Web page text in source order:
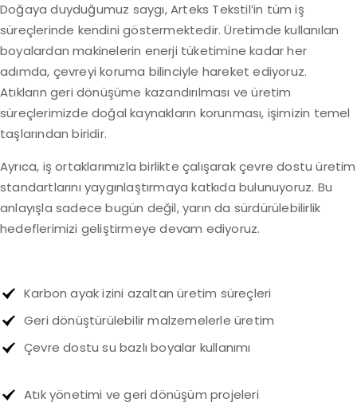
Doğaya duyduğumuz saygı, Arteks Tekstil’in tüm iş
süreçlerinde kendini göstermektedir. Üretimde kullanılan
boyalardan makinelerin enerji tüketimine kadar her
adımda, çevreyi koruma bilinciyle hareket ediyoruz.
Atıkların geri dönüşüme kazandırılması ve üretim
süreçlerimizde doğal kaynakların korunması, işimizin temel
taşlarından biridir.
Ayrıca, iş ortaklarımızla birlikte çalışarak çevre dostu üretim
standartlarını yaygınlaştırmaya katkıda bulunuyoruz. Bu
anlayışla sadece bugün değil, yarın da sürdürülebilirlik
hedeflerimizi geliştirmeye devam ediyoruz.
Karbon ayak izini azaltan üretim süreçleri
Geri dönüştürülebilir malzemelerle üretim
Çevre dostu su bazlı boyalar kullanımı
Atık yönetimi ve geri dönüşüm projeleri